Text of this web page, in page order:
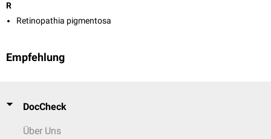
R
Retinopathia pigmentosa
Empfehlung
DocCheck
Über Uns